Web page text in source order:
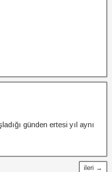
günden ertesi yıl aynı
ileri →